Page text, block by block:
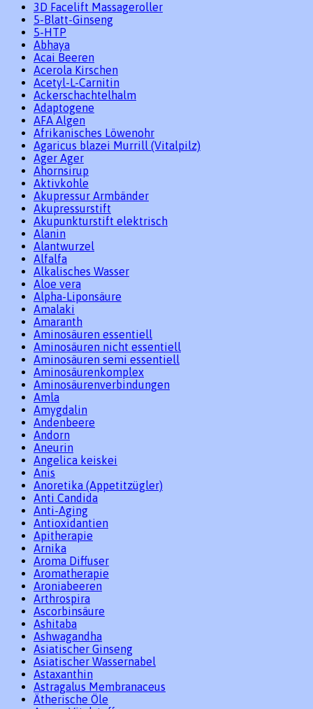
3D Facelift Massageroller
5-Blatt-Ginseng
5-HTP
Abhaya
Acai Beeren
Acerola Kirschen
Acetyl-L-Carnitin
Ackerschachtelhalm
Adaptogene
AFA Algen
Afrikanisches Löwenohr
Agaricus blazei Murrill (Vitalpilz)
Ager Ager
Ahornsirup
Aktivkohle
Akupressur Armbänder
Akupressurstift
Akupunkturstift elektrisch
Alanin
Alantwurzel
Alfalfa
Alkalisches Wasser
Aloe vera
Alpha-Liponsäure
Amalaki
Amaranth
Aminosäuren essentiell
Aminosäuren nicht essentiell
Aminosäuren semi essentiell
Aminosäurenkomplex
Aminosäurenverbindungen
Amla
Amygdalin
Andenbeere
Andorn
Aneurin
Angelica keiskei
Anis
Anoretika (Appetitzügler)
Anti Candida
Anti-Aging
Antioxidantien
Apitherapie
Arnika
Aroma Diffuser
Aromatherapie
Aroniabeeren
Arthrospira
Ascorbinsäure
Ashitaba
Ashwagandha
Asiatischer Ginseng
Asiatischer Wassernabel
Astaxanthin
Astragalus Membranaceus
Ätherische Öle